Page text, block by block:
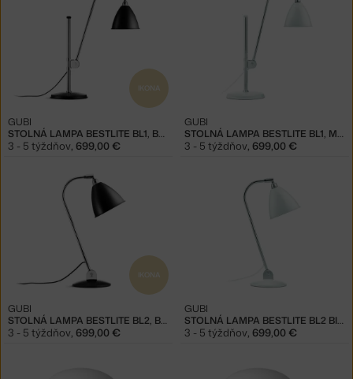
IKONA
STOLNÁ LAMPA BESTLITE BL1, BLACK
GUBI
3 - 5 týždňov, 699,00 €
STOLNÁ LAMPA BESTLITE BL1, MATT WHITE
GUBI
3 - 5 týždňov, 699,00 €
IKONA
STOLNÁ LAMPA BESTLITE BL2, BLACK
GUBI
3 - 5 týždňov, 699,00 €
STOLNÁ LAMPA BESTLITE BL2 BIELA
GUBI
3 - 5 týždňov, 699,00 €